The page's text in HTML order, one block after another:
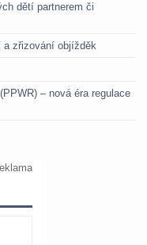
dětí partnerem či
zřizování objížděk
– nová éra regulace